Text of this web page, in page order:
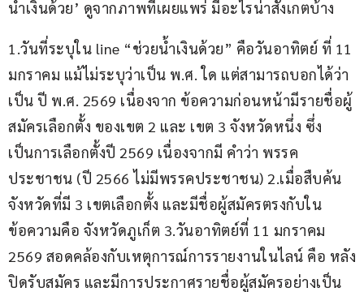
น้ำเงินด้วย’ ดูจากภาพที่เผยแพร่ มีอะไรน่าสังเกตบ้าง
1.วันที่ระบุใน line “ช่วยน้ำเงินด้วย” คือวันอาทิตย์ ที่ 11
มกราคม แม้ไม่ระบุว่าเป็น พ.ศ. ใด แต่สามารถบอกได้ว่า
เป็น ปี พ.ศ. 2569 เนื่องจาก ข้อความก่อนหน้ามีรายชื่อผู้
สมัครเลือกตั้ง ของเขต 2 และ เขต 3 จังหวัดหนึ่ง ซึ่ง
เป็นการเลือกตั้งปี 2569 เนื่องจากมี คำว่า พรรค
ประชาชน (ปี 2566 ไม่มีพรรคประชาชน) 2.เมื่อสืบค้น
จังหวัดที่มี 3 เขตเลือกตั้ง และมีชื่อผู้สมัครตรงกับใน
ข้อความคือ จังหวัดภูเก็ต 3.วันอาทิตย์ที่ 11 มกราคม
2569 สอดคล้องกับเหตุการณ์การรายงานในไลน์ คือ หลัง
ปิดรับสมัคร และมีการประกาศรายชื่อผู้สมัครอย่างเป็น